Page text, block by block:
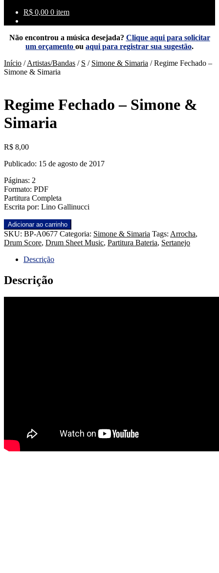
R$ 0,00 0 item
Não encontrou a música desejada? Clique aqui para solicitar
um orçamento ou aqui para registrar sua sugestão.
Início /Artistas/Bandas / S / Simone & Simaria /Regime Fechado –
Simone & Simaria
Regime Fechado – Simone &
Simaria
R$ 8,00
Publicado: 15 de agosto de 2017
Páginas: 2
Formato: PDF
Partitura Completa
Escrita por: Lino Gallinucci
Regime
Fechado
-
quantidade
Adicionar ao carrinho
SKU: BP-A0677 Categoria: Simone & Simaria Tags: Arrocha,
Drum Score, Drum Sheet Music, Partitura Bateria, Sertanejo
Descrição
Descrição